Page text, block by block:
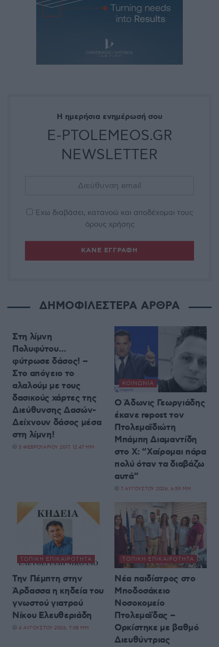
Η ημερήσια ενημέρωσή σου
E-PTOLEMEOS.GR
NEWSLETTER
Έχω διαβάσει, κατανοώ και αποδέχομαι τους
όρους χρήσης
ΔΗΜΟΦΙΛΕΣΤΕΡΑ ΑΡΘΡΑ
Στη λίμνη
Πολυφύτου…
φύτρωσε δάσος! –
Στο απόγειο το
αλαλούμ με τους
δασικούς χάρτες της
Διεύθυνσης Δασών-
Δείχνουν δάσος μέσα
στη λίμνη!
3 ΦΕΒΡΟΥΑΡΊΟΥ 2017, 12:47 ΜΜ
ΚΟΙΝΩΝΊΑ
Ο Άδωνις Γεωργιάδης
έκανε repost τον
Πτολεμαϊδιώτη
Μπάμπη Διαμαντίδη
στο X: “Χαίρομαι πάρα
πολύ όταν τα διαβάζω
αυτά”
7 ΑΥΓΟΎΣΤΟΥ 2026, 6:59 ΜΜ
ΤΟΠΙΚΉ ΕΠΙΚΑΙΡΌΤΗΤΑ
Την Πέμπτη στην
Άρδασσα η κηδεία του
γνωστού γιατρού
Νίκου Ελευθεριάδη
4 ΑΥΓΟΎΣΤΟΥ 2026, 7:08 ΜΜ
ΤΟΠΙΚΉ ΕΠΙΚΑΙΡΌΤΗΤΑ
Νέα παιδίατρος στο
Μποδοσάκειο
Νοσοκομείο
Πτολεμαΐδας –
Ορκίστηκε με βαθμό
Διευθύντριας